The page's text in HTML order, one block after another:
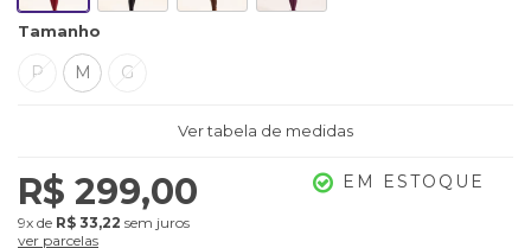
Tamanho
P M G
Ver tabela de medidas
R$ 299,00
9x de R$ 33,22 sem juros
ver parcelas
EM ESTOQUE